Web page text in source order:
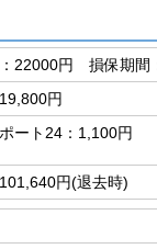
22000円 損保期間
円
ート24：1,100円
円(退去時)